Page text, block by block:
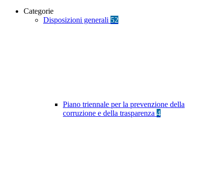
Categorie
Disposizioni generali 52
Piano triennale per la prevenzione della
corruzione e della trasparenza 4